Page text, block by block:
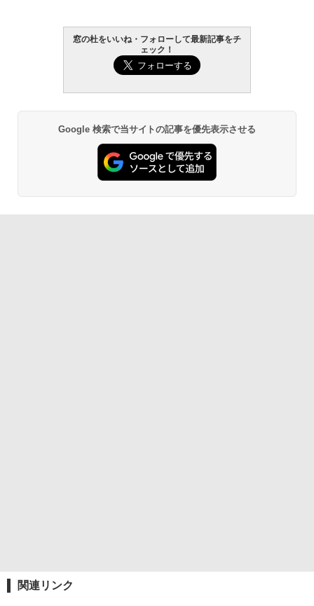
窓の杜をいいね・フォローして最新記事をチ
ェック！
Google 検索で当サイトの記事を優先表示させる
関連リンク